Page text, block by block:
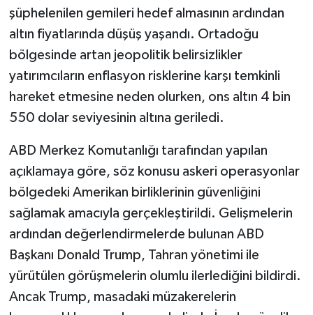
şüphelenilen gemileri hedef almasının ardından
altın fiyatlarında düşüş yaşandı. Ortadoğu
bölgesinde artan jeopolitik belirsizlikler
yatırımcıların enflasyon risklerine karşı temkinli
hareket etmesine neden olurken, ons altın 4 bin
550 dolar seviyesinin altına geriledi.
ABD Merkez Komutanlığı tarafından yapılan
açıklamaya göre, söz konusu askeri operasyonlar
bölgedeki Amerikan birliklerinin güvenliğini
sağlamak amacıyla gerçekleştirildi. Gelişmelerin
ardından değerlendirmelerde bulunan ABD
Başkanı Donald Trump, Tahran yönetimi ile
yürütülen görüşmelerin olumlu ilerlediğini bildirdi.
Ancak Trump, masadaki müzakerelerin